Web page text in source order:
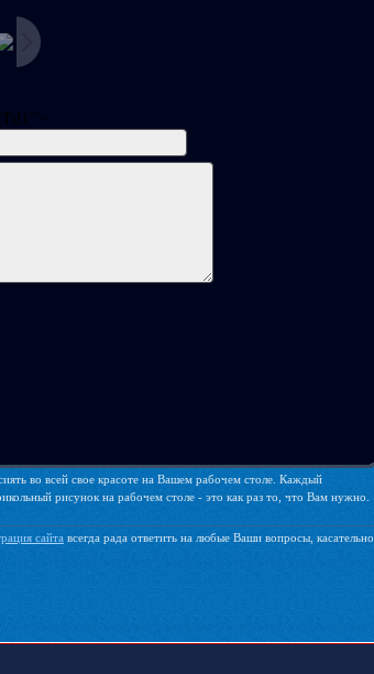
во всей свое красоте на Вашем рабочем столе. Каждый
рисунок на рабочем столе - это как раз то, что Вам нужно.
сайта всегда рада ответить на любые Ваши вопросы, касательно